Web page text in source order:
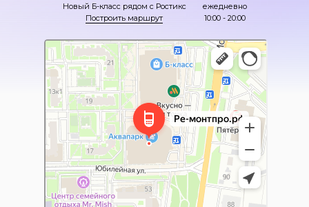
Новый Б-класс рядом с Ростикс
Построить маршрут
ежедневно
10:00 - 20:00